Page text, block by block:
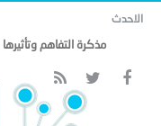
الاحدث
مذكرة التفاهم